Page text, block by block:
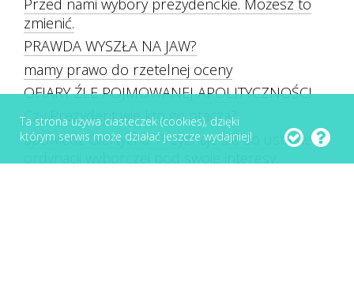
Ta strona używa ciasteczek (cookies), dzięki
którym serwis może działać jeszcze wydajniej!
zmienić.
PRAWDA WYSZŁA NA JAW?
mamy prawo do rzetelnej oceny
OFIARY ŹLE POJMOWANEJ APOLITYCZNOŚCI
Czy Prezydent wie kto go otacza?
Spowiedź Giertycha. Przyznaje się do ustawienia